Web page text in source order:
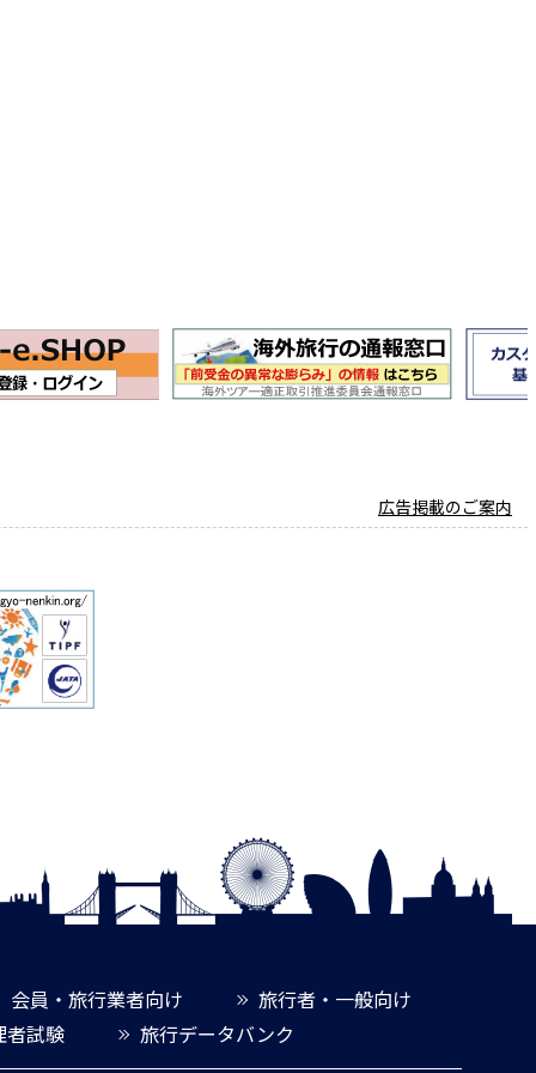
広告掲載のご案内
会員・旅行業者向け
旅行者・一般向け
者試験
旅行データバンク